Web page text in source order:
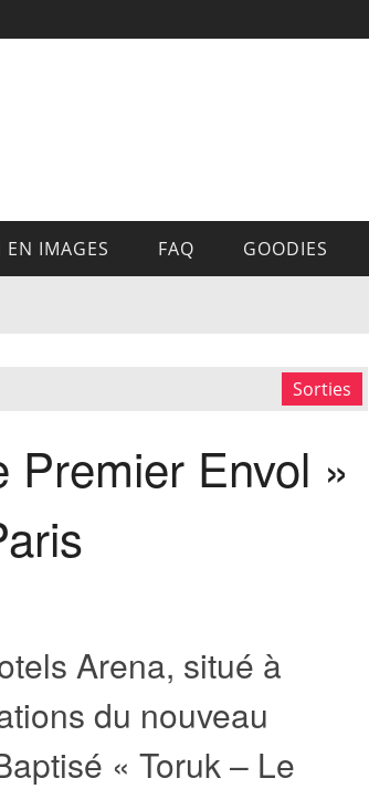
IMAGES FAQ GOODIES
Sorties
Premier Envol »
Arena, situé à
du nouveau
« Toruk – Le